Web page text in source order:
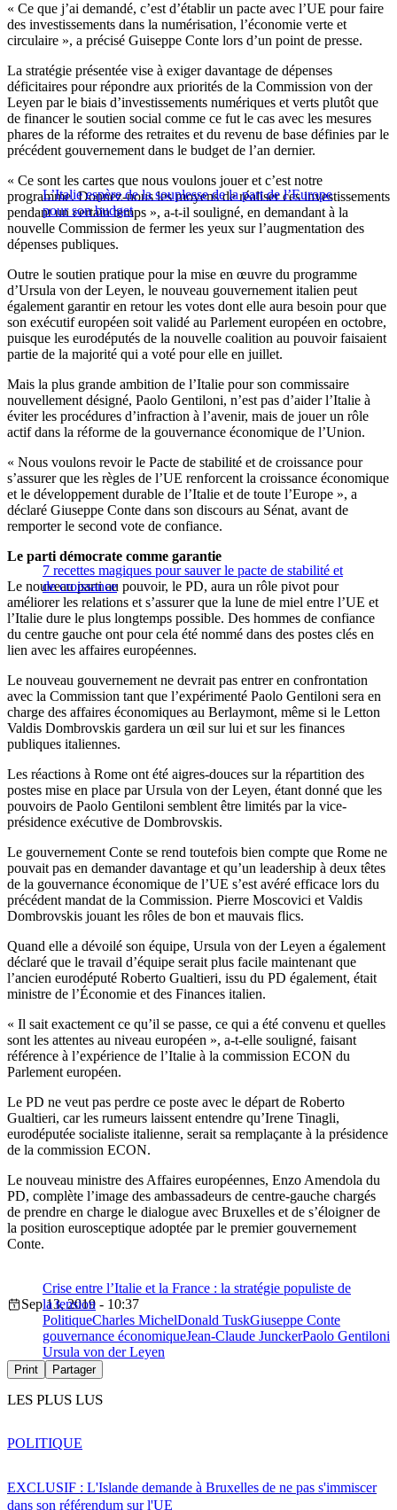
« Ce que j’ai demandé, c’est d’établir un pacte avec l’UE pour faire
des investissements dans la numérisation, l’économie verte et
circulaire », a précisé Guiseppe Conte lors d’un point de presse.
La stratégie présentée vise à exiger davantage de dépenses
déficitaires pour répondre aux priorités de la Commission von der
Leyen par le biais d’investissements numériques et verts plutôt que
de financer le soutien social comme ce fut le cas avec les mesures
phares de la réforme des retraites et du revenu de base définies par le
précédent gouvernement dans le budget de l’an dernier.
L’Italie espère de la souplesse de la part de l’Europe
pour son budget
« Ce sont les cartes que nous voulons jouer et c’est notre
programme. Donnez-nous les moyens de réaliser ces investissements
pendant un certain temps », a-t-il souligné, en demandant à la
nouvelle Commission de fermer les yeux sur l’augmentation des
dépenses publiques.
Outre le soutien pratique pour la mise en œuvre du programme
d’Ursula von der Leyen, le nouveau gouvernement italien peut
également garantir en retour les votes dont elle aura besoin pour que
son exécutif européen soit validé au Parlement européen en octobre,
puisque les eurodéputés de la nouvelle coalition au pouvoir faisaient
partie de la majorité qui a voté pour elle en juillet.
Mais la plus grande ambition de l’Italie pour son commissaire
nouvellement désigné, Paolo Gentiloni, n’est pas d’aider l’Italie à
éviter les procédures d’infraction à l’avenir, mais de jouer un rôle
actif dans la réforme de la gouvernance économique de l’Union.
« Nous voulons revoir le Pacte de stabilité et de croissance pour
s’assurer que les règles de l’UE renforcent la croissance économique
et le développement durable de l’Italie et de toute l’Europe », a
déclaré Giuseppe Conte dans son discours au Sénat, avant de
remporter le second vote de confiance.
7 recettes magiques pour sauver le pacte de stabilité et
de croissance
Le parti démocrate comme garantie
Le nouveau parti au pouvoir, le PD, aura un rôle pivot pour
améliorer les relations et s’assurer que la lune de miel entre l’UE et
l’Italie dure le plus longtemps possible. Des hommes de confiance
du centre gauche ont pour cela été nommé dans des postes clés en
lien avec les affaires européennes.
Le nouveau gouvernement ne devrait pas entrer en confrontation
avec la Commission tant que l’expérimenté Paolo Gentiloni sera en
charge des affaires économiques au Berlaymont, même si le Letton
Valdis Dombrovskis gardera un œil sur lui et sur les finances
publiques italiennes.
Les réactions à Rome ont été aigres-douces sur la répartition des
postes mise en place par Ursula von der Leyen, étant donné que les
pouvoirs de Paolo Gentiloni semblent être limités par la vice-
présidence exécutive de Dombrovskis.
Le gouvernement Conte se rend toutefois bien compte que Rome ne
pouvait pas en demander davantage et qu’un leadership à deux têtes
de la gouvernance économique de l’UE s’est avéré efficace lors du
précédent mandat de la Commission. Pierre Moscovici et Valdis
Dombrovskis jouant les rôles de bon et mauvais flics.
Quand elle a dévoilé son équipe, Ursula von der Leyen a également
déclaré que le travail d’équipe serait plus facile maintenant que
l’ancien eurodéputé Roberto Gualtieri, issu du PD également, était
ministre de l’Économie et des Finances italien.
« Il sait exactement ce qu’il se passe, ce qui a été convenu et quelles
sont les attentes au niveau européen », a-t-elle souligné, faisant
référence à l’expérience de l’Italie à la commission ECON du
Parlement européen.
Le PD ne veut pas perdre ce poste avec le départ de Roberto
Gualtieri, car les rumeurs laissent entendre qu’Irene Tinagli,
eurodéputée socialiste italienne, serait sa remplaçante à la présidence
de la commission ECON.
Le nouveau ministre des Affaires européennes, Enzo Amendola du
PD, complète l’image des ambassadeurs de centre-gauche chargés
de prendre en charge le dialogue avec Bruxelles et de s’éloigner de
la position eurosceptique adoptée par le premier gouvernement
Conte.
Crise entre l’Italie et la France : la stratégie populiste de
la tension
Sep 13, 2019 - 10:37
PolitiqueCharles MichelDonald TuskGiuseppe Conte
gouvernance économiqueJean-Claude JunckerPaolo Gentiloni
Ursula von der Leyen
Print Partager
LES PLUS LUS
EXCLUSIF : L'Islande demande à Bruxelles de ne pas s'immiscer
dans son référendum sur l'UE
POLITIQUE